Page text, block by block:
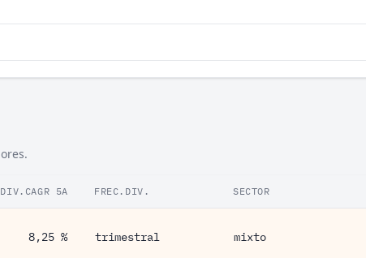
DIV.CAGR 5A FREC.DIV. SECTOR
8,25 % trimestral mixto